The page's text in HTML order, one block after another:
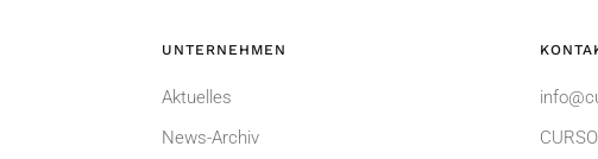
UNTERNEHMEN
Aktuelles
News-Archiv